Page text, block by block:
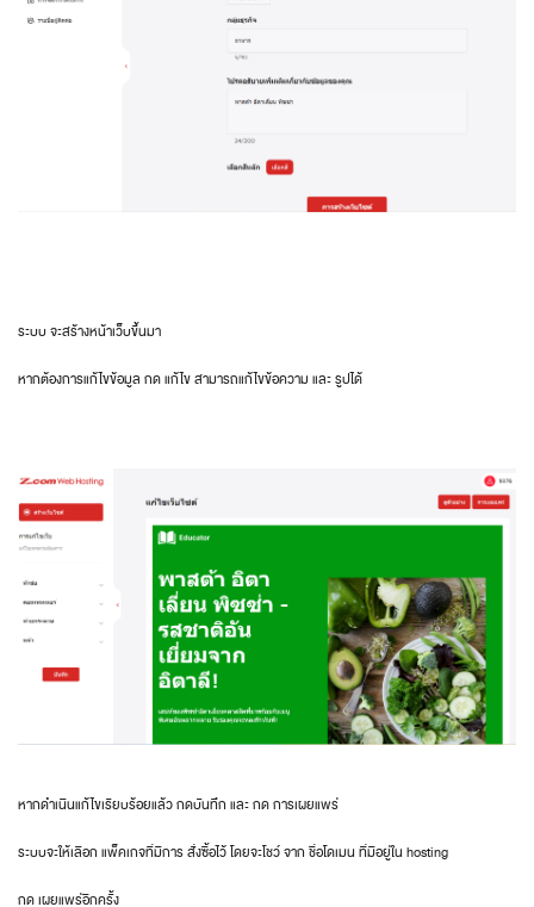
ระบบ จะสร้างหน้าเว็บขึ้นมา
หากต้องการแก้ไขข้อมูล กด แก้ไข สามารถแก้ไขข้อความ และ รูปได้
หากดำเนินแก้ไขเรียบร้อยแล้ว กดบันทึก และ กด การเผยแพร่
ระบบจะให้เลือก แพ็คเกจที่มีการ สั่งซื้อไว้ โดยจะโชว์ จาก ชื่อโดเมน ที่มีอยู่ใน hosting
กด เผยแพร่อีกครั้ง